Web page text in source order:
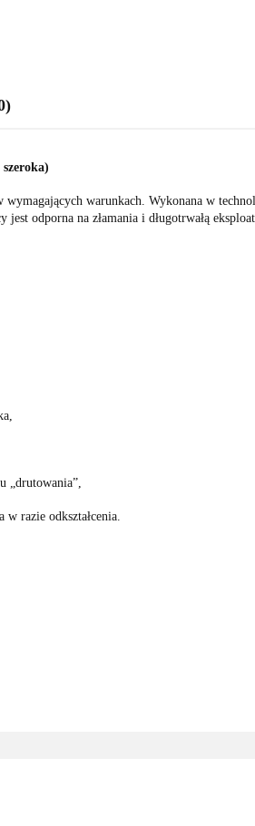
warunkach. Wykonana w
odporna na złamania i długotrwałą
„drutowania”,
razie odkształcenia.